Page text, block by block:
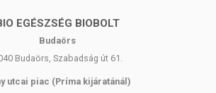
EGÉSZSÉG BIOBOLT
Budaörs
Budaörs, Szabadság út 61.
utcai piac (Príma kijáratánál)